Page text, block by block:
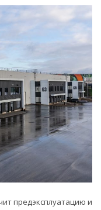
предэксплуатацию и